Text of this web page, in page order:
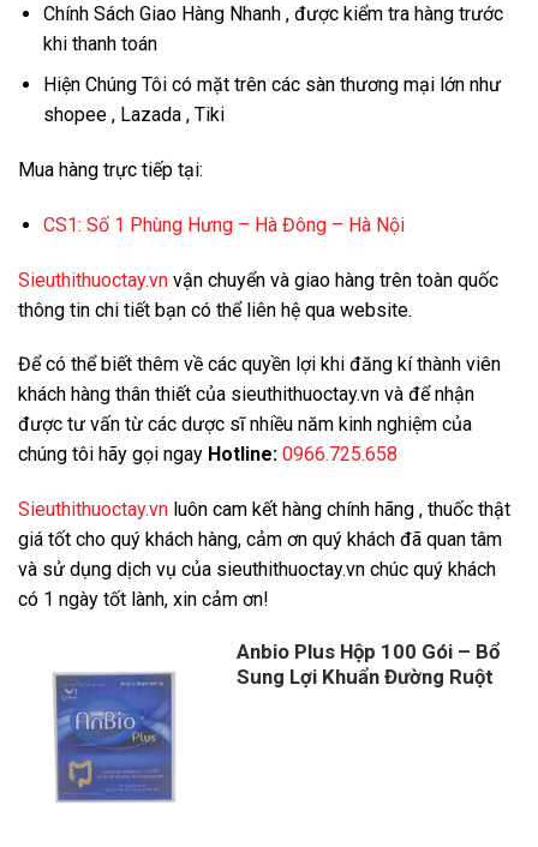
Chính Sách Giao Hàng Nhanh , được kiểm tra hàng trước
khi thanh toán
Hiện Chúng Tôi có mặt trên các sàn thương mại lớn như
shopee , Lazada , Tiki
Mua hàng trực tiếp tại:
CS1: Số 1 Phùng Hưng – Hà Đông – Hà Nội
Sieuthithuoctay.vn vận chuyển và giao hàng trên toàn quốc
thông tin chi tiết bạn có thể liên hệ qua website.
Để có thể biết thêm về các quyền lợi khi đăng kí thành viên
khách hàng thân thiết của sieuthithuoctay.vn và để nhận
được tư vấn từ các dược sĩ nhiều năm kinh nghiệm của
chúng tôi hãy gọi ngay Hotline: 0966.725.658
Sieuthithuoctay.vn luôn cam kết hàng chính hãng , thuốc thật
giá tốt cho quý khách hàng, cảm ơn quý khách đã quan tâm
và sử dụng dịch vụ của sieuthithuoctay.vn chúc quý khách
có 1 ngày tốt lành, xin cảm ơn!
Anbio Plus Hộp 100 Gói – Bổ
Sung Lợi Khuẩn Đường Ruột